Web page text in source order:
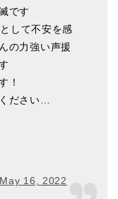
です
して不安を感
の力強い声援
！
ださい…
May 16, 2022